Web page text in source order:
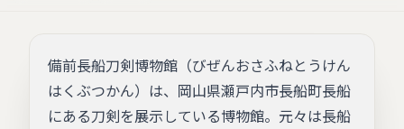
備前長船刀剣博物館（びぜんおさふねとうけん
はくぶつかん）は、岡山県瀬戸内市長船町長船
にある刀剣を展示している博物館。元々は長船